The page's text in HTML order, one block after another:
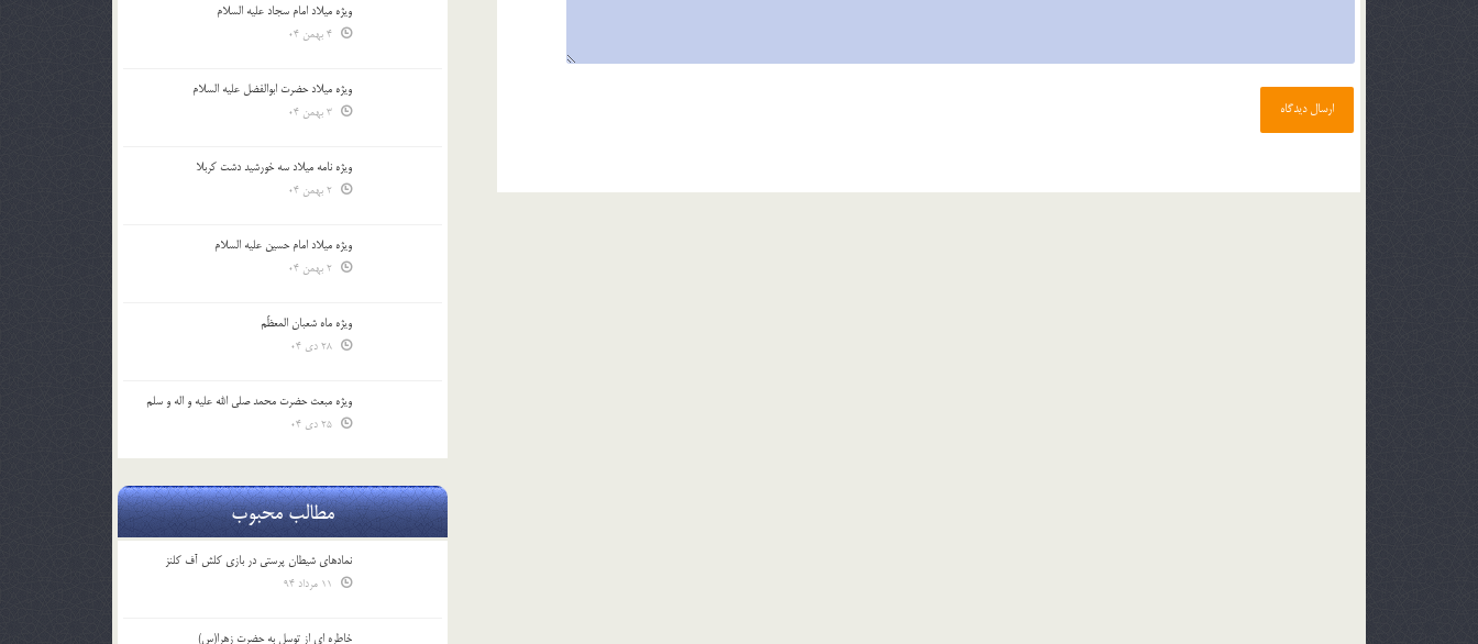
ویژه میلاد امام سجاد علیه السلام
ویژه میلاد حضرت ابوالفضل علیه السلام
ویژه نامه میلاد سه خورشید دشت کربلا
ویژه میلاد امام حسین علیه السلام
ویژه ماه شعبان المعظّم
ویژه مبعث حضرت محمد صلی الله علیه و اله و سلم
مطالب محبوب
نمادهای شیطان پرستی در بازی کلش آف کلنز
خاطره ای از توسل به حضرت زهرا(س)